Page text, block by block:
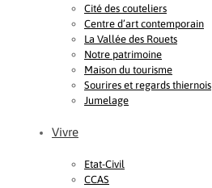
Cité des couteliers
Centre d’art contemporain
La Vallée des Rouets
Notre patrimoine
Maison du tourisme
Sourires et regards thiernois
Jumelage
Vivre
Etat-Civil
CCAS